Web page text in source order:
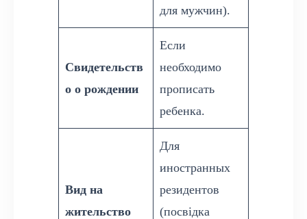
для мужчин).
Свидетельств
о о рождении
Если
необходимо
прописать
ребенка.
Вид на
жительство
Для
иностранных
резидентов
(посвідка